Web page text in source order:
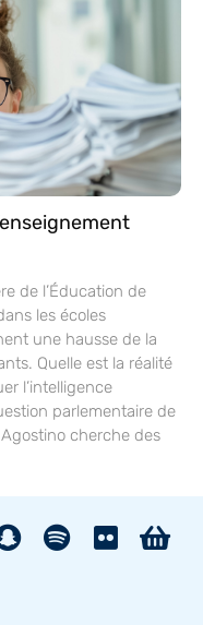
de l’Éducation de
les écoles
une hausse de la
Quelle est la réalité
l’intelligence
parlementaire de
cherche des